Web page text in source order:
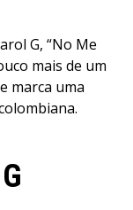
G, “No Me
mais de um
marca uma